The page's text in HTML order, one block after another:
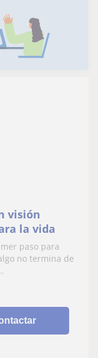
visión
la vida
paso para
no termina de